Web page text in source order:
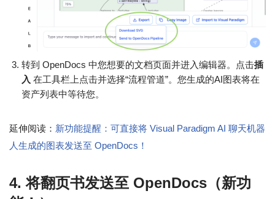
转到 OpenDocs 中您想要的文档页面并进入编辑器。点击插
入 在工具栏上点击并选择“流程管道”。您生成的AI图表将在
资产列表中等待您。
延伸阅读： 新功能提醒：可直接将 Visual Paradigm AI 聊天机器
人生成的图表发送至 OpenDocs！
4. 将翻页书发送至 OpenDocs（新功